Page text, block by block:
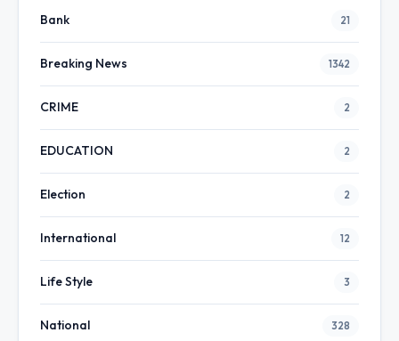
Bank 21
Breaking News 1342
CRIME 2
EDUCATION 2
Election 2
International 12
Life Style 3
National 328